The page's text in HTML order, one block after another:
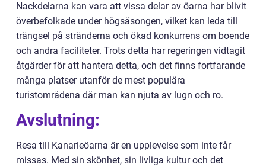
Nackdelarna kan vara att vissa delar av öarna har blivit
överbefolkade under högsäsongen, vilket kan leda till
trängsel på stränderna och ökad konkurrens om boende
och andra faciliteter. Trots detta har regeringen vidtagit
åtgärder för att hantera detta, och det finns fortfarande
många platser utanför de mest populära
turistområdena där man kan njuta av lugn och ro.
Avslutning:
Resa till Kanarieöarna är en upplevelse som inte får
missas. Med sin skönhet, sin livliga kultur och det